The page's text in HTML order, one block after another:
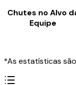
Chutes no Alvo
Equipe
*As estatísticas